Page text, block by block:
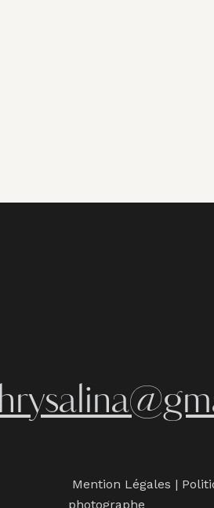
Mention Légales |
photographe